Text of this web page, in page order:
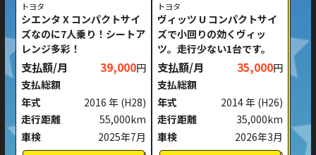
トヨタ
シエンタ X コンパクトサイ
ズなのに7人乗り！シートア
レンジ多彩！
支払額/月 39,000円
支払総額
年式
2016 年 (H28)
走行距離
55,000km
車検
2025年7月
トヨタ
ヴィッツ U コンパクトサイ
ズで小回りの効くヴィッ
ツ。走行少ない1台です。
支払額/月 35,000円
支払総額
年式
2014 年 (H26)
走行距離
35,000km
車検
2026年3月